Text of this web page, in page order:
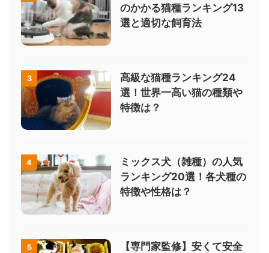
のかかる猫種ランキング13
選と適切な飼育法
3
高級な猫種ランキング24
選！世界一高い猫の種類や
特徴は？
4
ミックス犬（雑種）の人気
ランキング20選！各犬種の
特徴や性格は？
5
【専門家監修】安くて安全